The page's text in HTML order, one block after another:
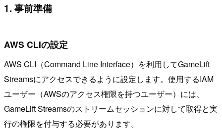
1. 事前準備
AWS CLIの設定
AWS CLI（Command Line Interface）を利用してGameLift
Streamsにアクセスできるように設定します。使用するIAM
ユーザー（AWSのアクセス権限を持つユーザー）には、
GameLift Streamsのストリームセッションに対して取得と実
行の権限を付与する必要があります。